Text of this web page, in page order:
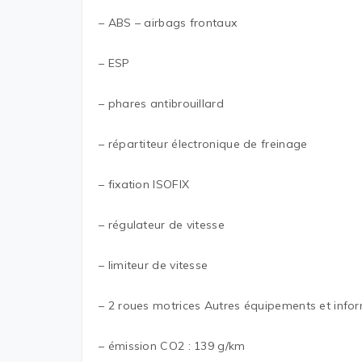
– ABS – airbags frontaux
– ESP
– phares antibrouillard
– répartiteur électronique de freinage
– fixation ISOFIX
– régulateur de vitesse
– limiteur de vitesse
– 2 roues motrices Autres équipements et
– émission CO2 : 139 g/km